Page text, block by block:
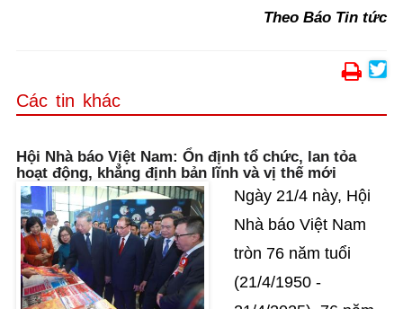
Theo Báo Tin tức
Các tin khác
Hội Nhà báo Việt Nam: Ổn định tổ chức, lan tỏa
hoạt động, khẳng định bản lĩnh và vị thế mới
Ngày 21/4 này, Hội
Nhà báo Việt Nam
tròn 76 năm tuổi
(21/4/1950 -